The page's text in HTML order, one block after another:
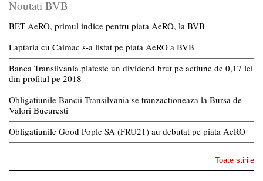
Noutati BVB
BET AeRO, primul indice pentru piata AeRO, la BVB
Laptaria cu Caimac s-a listat pe piata AeRO a BVB
Banca Transilvania plateste un dividend brut pe actiune de 0,17 lei
din profitul pe 2018
Obligatiunile Bancii Transilvania se tranzactioneaza la Bursa de
Valori Bucuresti
Obligatiunile Good Pople SA (FRU21) au debutat pe piata AeRO
Toate stirile